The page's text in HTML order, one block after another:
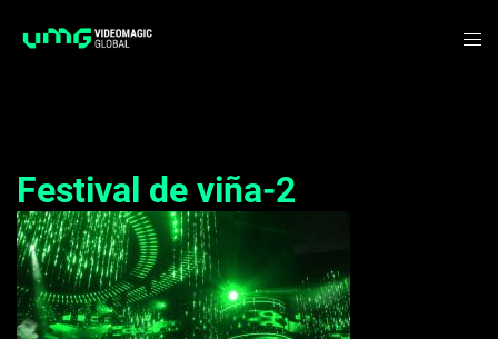
Festival de viña-2